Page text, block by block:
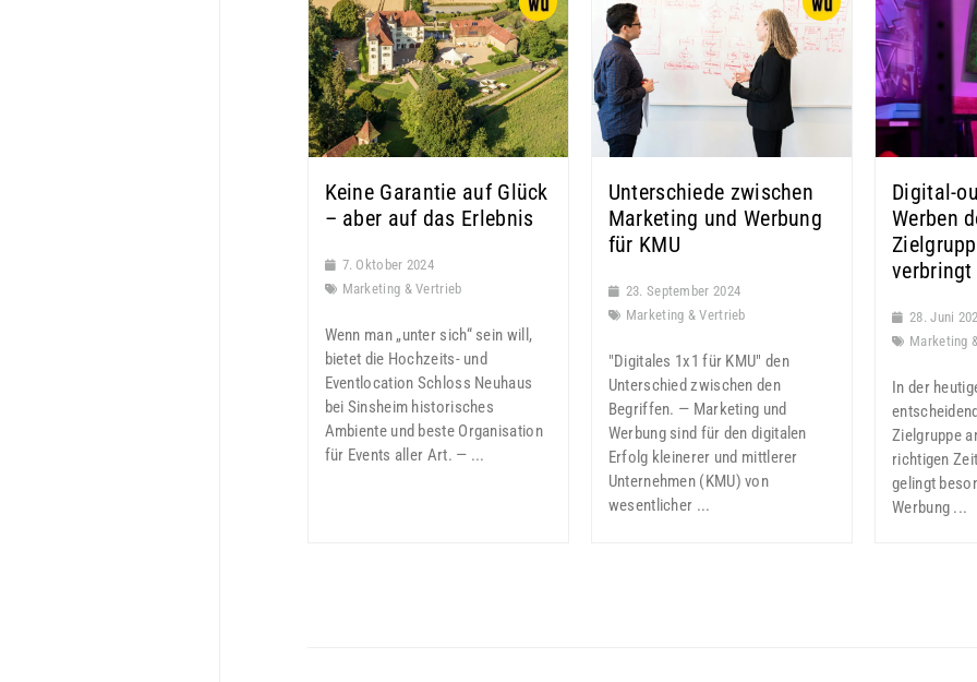
Keine Garantie auf Glück
– aber auf das Erlebnis
7. Oktober 2024
Marketing & Vertrieb
Wenn man „unter sich“ sein will,
bietet die Hochzeits- und
Eventlocation Schloss Neuhaus
bei Sinsheim historisches
Ambiente und beste Organisation
für Events aller Art. — ...
Unterschiede zwischen
Marketing und Werbung
für KMU
23. September 2024
Marketing & Vertrieb
"Digitales 1x1 für KMU" den
Unterschied zwischen den
Begriffen. — Marketing und
Werbung sind für den digitalen
Erfolg kleinerer und mittlerer
Unternehmen (KMU) von
wesentlicher ...
Digital-
Werben
verbringt
28. Juni
Marketing
In der
Zielgruppe
richtigen
gelingt
Werbung ...